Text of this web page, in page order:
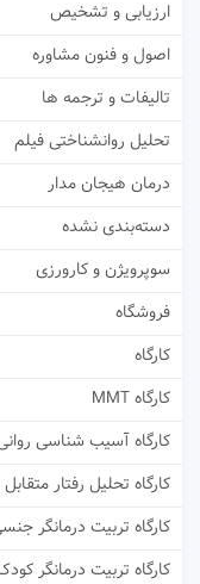
ارزیابی و تشخیص
اصول و فنون مشاوره
تالیفات و ترجمه ها
تحلیل روانشناختی فیلم
درمان هیجان مدار
دسته‌بندی نشده
سوپرویژن و کارورزی
فروشگاه
کارگاه
کارگاه MMT
کارگاه آسیب شناسی
کارگاه تحلیل رفتار متقابل
کارگاه تربیت درمانگر
کارگاه تربیت درمانگر